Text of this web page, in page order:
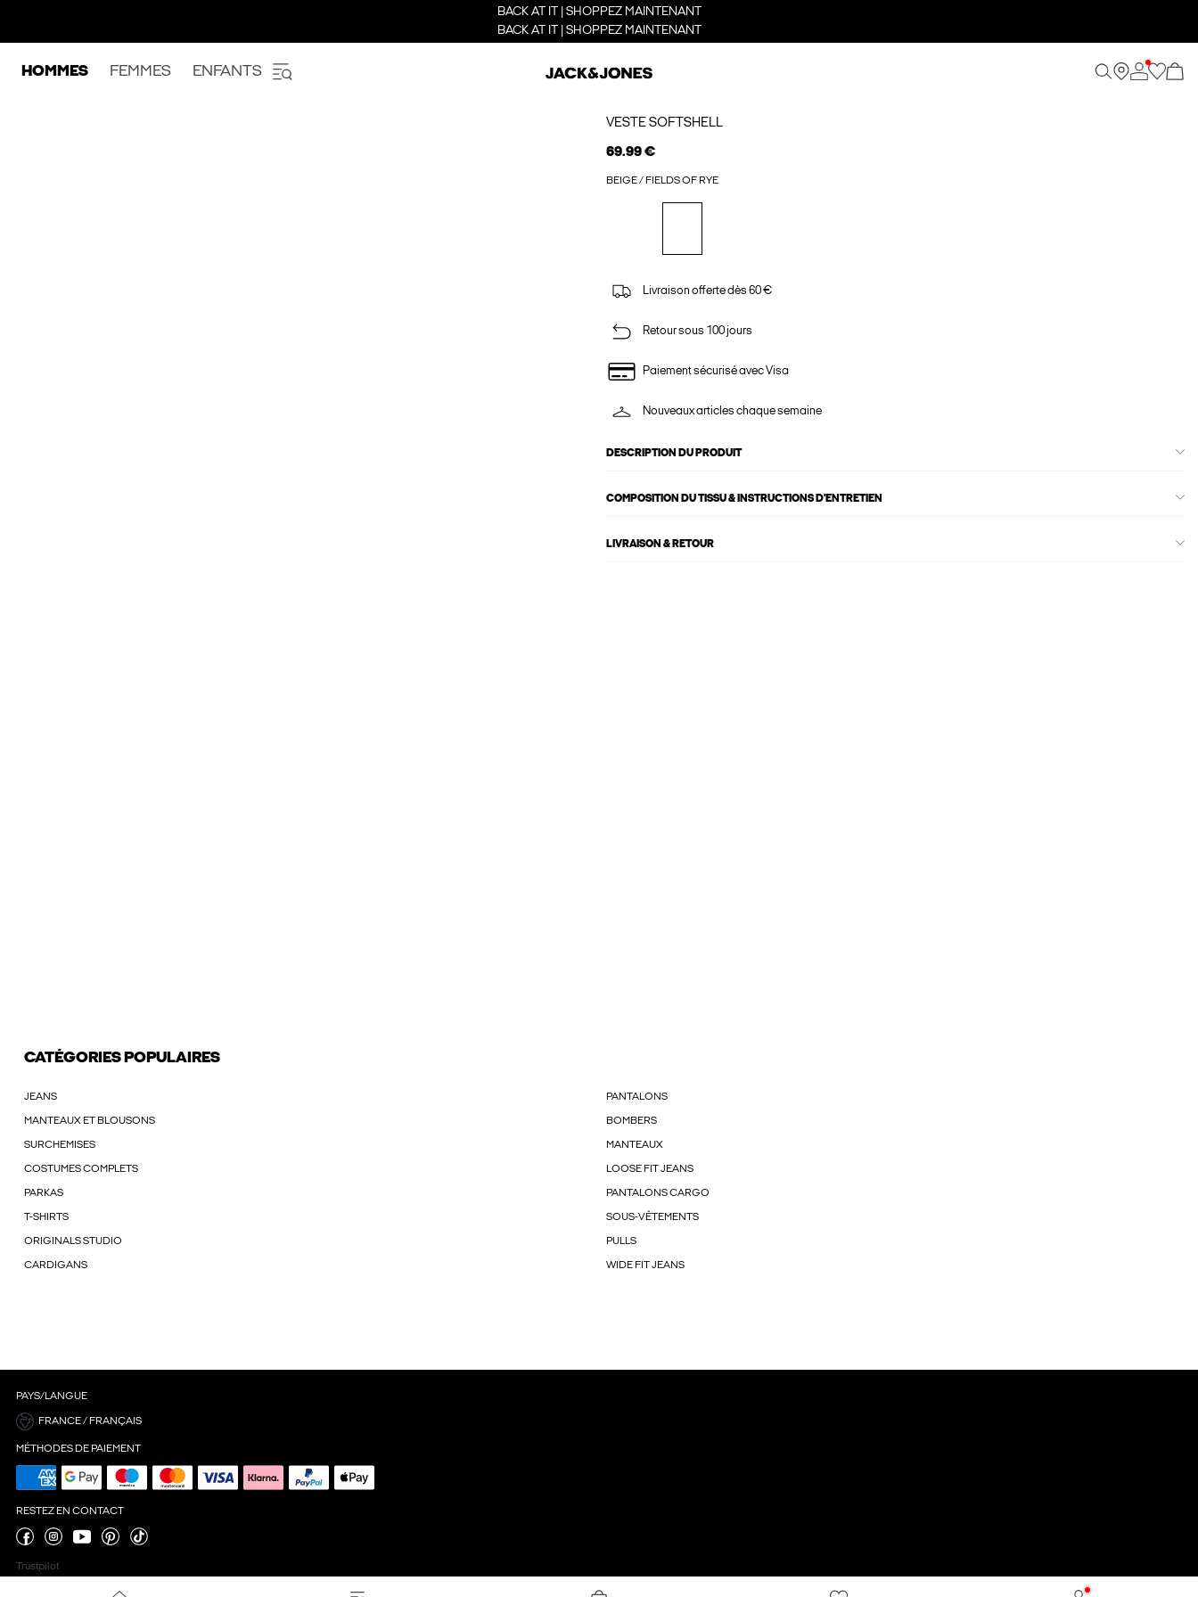
BACK AT IT | SHOPPEZ MAINTENANT
BACK AT IT | SHOPPEZ MAINTENANT
HOMMES FEMMES ENFANTS
VESTE SOFTSHELL
69.99 €
BEIGE / FIELDS OF RYE
Livraison offerte dès 60 €
Retour sous 100 jours
Paiement sécurisé avec Visa
Nouveaux articles chaque semaine
DESCRIPTION DU PRODUIT
COMPOSITION DU TISSU & INSTRUCTIONS D'ENTRETIEN
LIVRAISON & RETOUR
CATÉGORIES POPULAIRES
JEANS PANTALONS
MANTEAUX ET BLOUSONS BOMBERS
SURCHEMISES MANTEAUX
COSTUMES COMPLETS LOOSE FIT JEANS
PARKAS PANTALONS CARGO
T-SHIRTS SOUS-VÊTEMENTS
ORIGINALS STUDIO PULLS
CARDIGANS WIDE FIT JEANS
PAYS/LANGUE
FRANCE / FRANÇAIS
MÉTHODES DE PAIEMENT
RESTEZ EN CONTACT
Trustpilot